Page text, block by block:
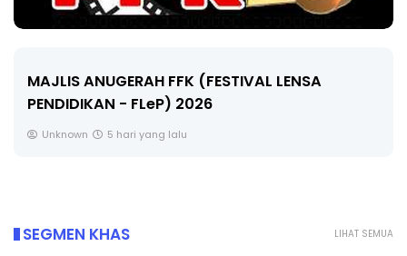
🔴 [LIVE] MATEMATIK SR, WANG TAHUN 6
CIKGU ANITA #ALLINONE #141 #...
LIHAT SEMUA
SEGMEN KHAS